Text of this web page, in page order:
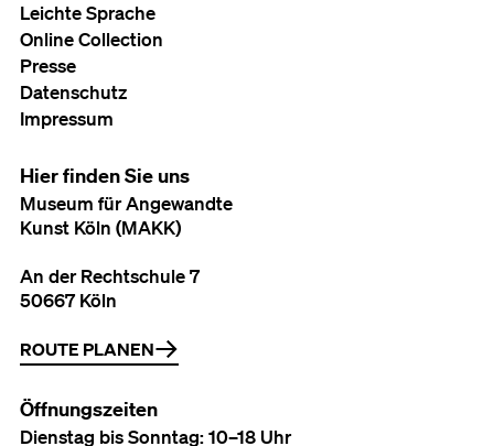
Leichte Sprache
Online Collection
Presse
Datenschutz
Impressum
Hier finden Sie uns
Museum für Angewandte
Kunst Köln (MAKK)
An der Rechtschule 7
50667 Köln
ROUTE PLANEN
Öffnungszeiten
Dienstag bis Sonntag: 10–18 Uhr